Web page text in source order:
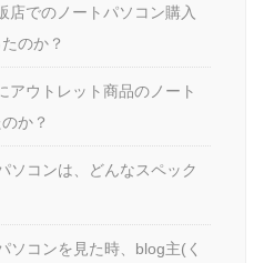
店でのノートパソコン購入
のか？
アウトレット商品のノート
か？
ソコンは、どんなスペック
ソコンを見た時、blog主(く